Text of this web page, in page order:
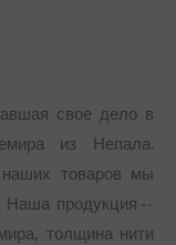
свое дело в
из Непала.
наших товаров мы
Наша продукция --
толщина нити